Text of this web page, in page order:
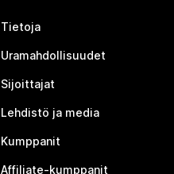
Tietoja
Uramahdollisuudet
Sijoittajat
Lehdistö ja media
Kumppanit
Affiliate-kumppanit